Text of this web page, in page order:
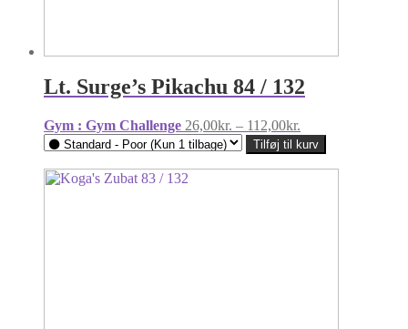
Lt. Surge’s Pikachu 84 / 132
Gym : Gym Challenge 26,00kr. – 112,00kr.
26,00kr.
til
112,00kr.
Tilføj til kurv